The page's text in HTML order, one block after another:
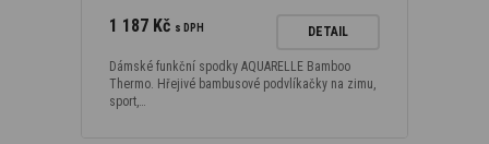
1 187 Kč s DPH DETAIL
Dámské funkční spodky AQUARELLE Bamboo
Thermo. Hřejivé bambusové podvlíkačky na zimu,
sport,…